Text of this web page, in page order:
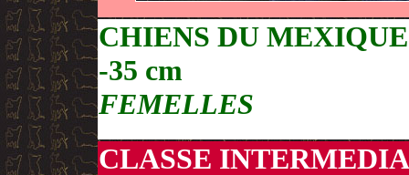
CHIENS DU MEXIQUE
-35 cm
FEMELLES
CLASSE